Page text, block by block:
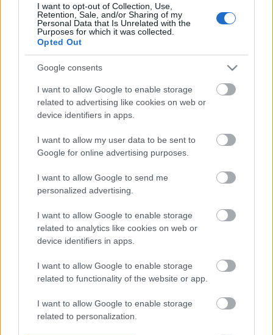
I want to opt-out of Collection, Use,
Retention, Sale, and/or Sharing of my
Personal Data that Is Unrelated with the
Purposes for which it was collected.
Opted Out
Google consents
I want to allow Google to enable storage
related to advertising like cookies on web or
device identifiers in apps.
I want to allow my user data to be sent to
Google for online advertising purposes.
I want to allow Google to send me
personalized advertising.
I want to allow Google to enable storage
related to analytics like cookies on web or
device identifiers in apps.
I want to allow Google to enable storage
related to functionality of the website or app.
I want to allow Google to enable storage
related to personalization.
Brokkoli rizottós fűszeres hússal
töltött pritaminok – videó blog
Havasilive•2019. július 24.
Ebben a nagy melegben, még ha néha esik is az eső,
nem tudunk igazán sokat enni. Inkább a könnyű,
egészséges, zöldséges, gyümölcsös ételeket ...